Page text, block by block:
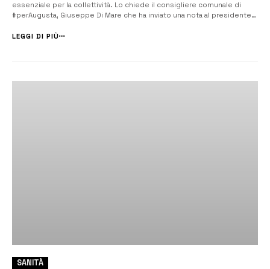
essenziale per la collettività. Lo chiede il consigliere comunale di
#perAugusta, Giuseppe Di Mare che ha inviato una nota al presidente
ispettivo delle poste italiane e al sindaco di Augusta...
LEGGI DI PIÙ
SANITÀ